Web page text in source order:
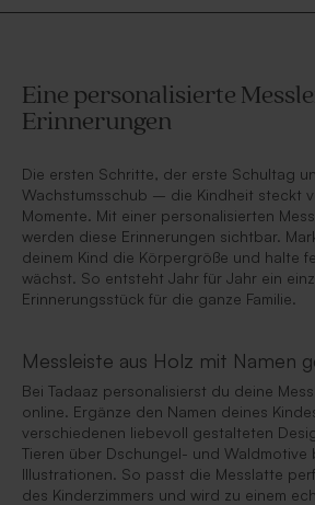
Eine personalisierte
Erinnerungen
Die ersten Schritte, der erste Schultag
Wachstumsschub – die Kindheit steckt
Momente. Mit einer personalisierten
werden diese Erinnerungen sichtbar.
deinem Kind die Körpergröße und halte
wächst. So entsteht Jahr für Jahr ein
Erinnerungsstück für die ganze Familie.
Messleiste aus Holz mit Namen
Bei Tadaaz personalisierst du deine
online. Ergänze den Namen deines
verschiedenen liebevoll gestalteten
Tieren über Dschungel- und Waldmotive
Illustrationen. So passt die Messlatte
des Kinderzimmers und wird zu einem